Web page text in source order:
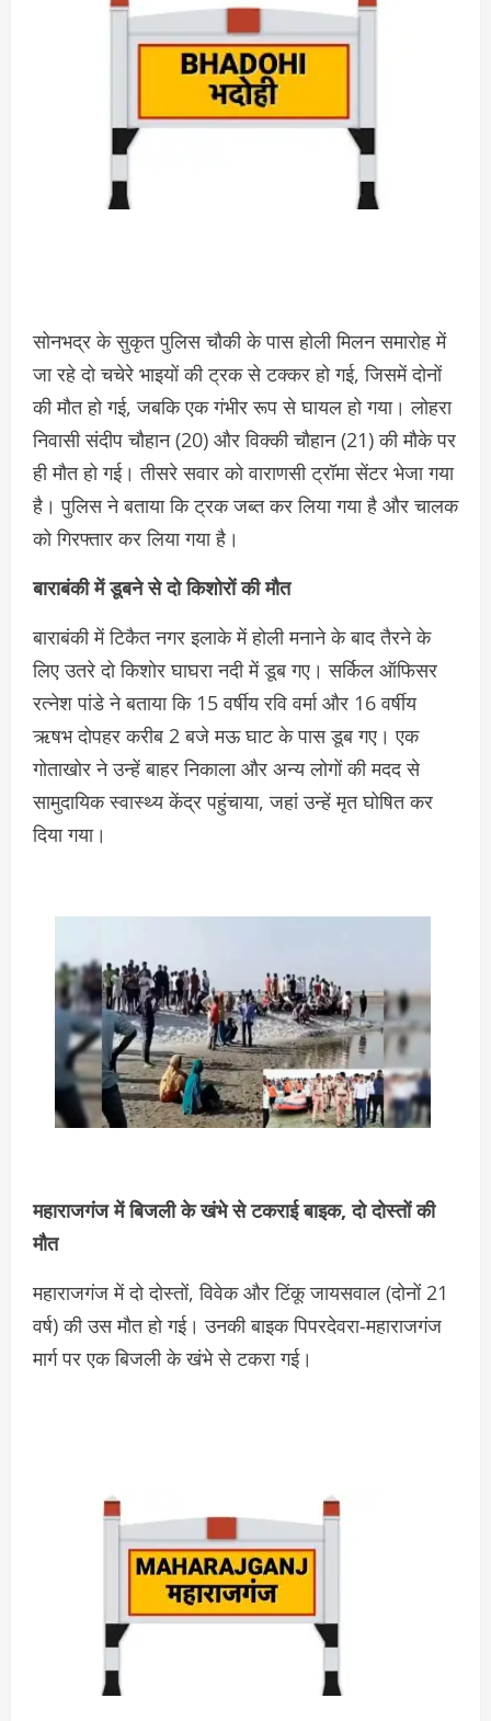
सोनभद्र के सुकृत पुलिस चौकी के पास होली मिलन समारोह में
जा रहे दो चचेरे भाइयों की ट्रक से टक्कर हो गई, जिसमें दोनों
की मौत हो गई, जबकि एक गंभीर रूप से घायल हो गया। लोहरा
निवासी संदीप चौहान (20) और विक्की चौहान (21) की मौके पर
ही मौत हो गई। तीसरे सवार को वाराणसी ट्रॉमा सेंटर भेजा गया
है। पुलिस ने बताया कि ट्रक जब्त कर लिया गया है और चालक
को गिरफ्तार कर लिया गया है।
बाराबंकी में डूबने से दो किशोरों की मौत
बाराबंकी में टिकैत नगर इलाके में होली मनाने के बाद तैरने के
लिए उतरे दो किशोर घाघरा नदी में डूब गए। सर्किल ऑफिसर
रत्नेश पांडे ने बताया कि 15 वर्षीय रवि वर्मा और 16 वर्षीय
ऋषभ दोपहर करीब 2 बजे मऊ घाट के पास डूब गए। एक
गोताखोर ने उन्हें बाहर निकाला और अन्य लोगों की मदद से
सामुदायिक स्वास्थ्य केंद्र पहुंचाया, जहां उन्हें मृत घोषित कर
दिया गया।
महाराजगंज में बिजली के खंभे से टकराई बाइक, दो दोस्तों की
मौत
महाराजगंज में दो दोस्तों, विवेक और टिंकू जायसवाल (दोनों 21
वर्ष) की उस मौत हो गई। उनकी बाइक पिपरदेवरा-महाराजगंज
मार्ग पर एक बिजली के खंभे से टकरा गई।